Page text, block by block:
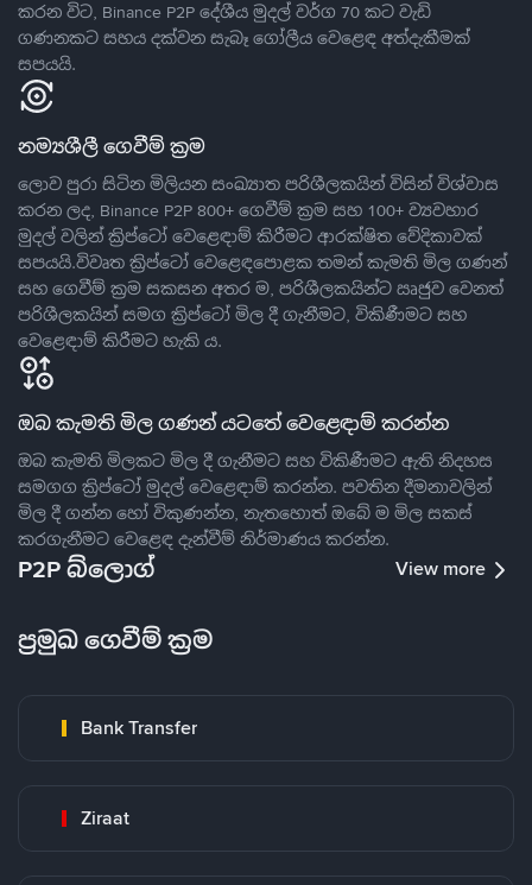
කරන විට, Binance P2P දේශීය මුදල් වර්ග 70 කට වැඩි
ගණනකට සහය දක්වන සැබෑ ගෝලීය වෙළෙඳ අත්දැකීමක්
සපයයි.
නම්‍යශීලී ගෙවීම් ක්‍රම
ලොව පුරා සිටින මිලියන සංඛ්‍යාත පරිශීලකයින් විසින් විශ්වාස
කරන ලද, Binance P2P 800+ ගෙවීම් ක්‍රම සහ 100+ ව්‍යවහාර
මුදල් වලින් ක්‍රිප්ටෝ වෙළෙඳාම් කිරීමට ආරක්ෂිත වේදිකාවක්
සපයයි.විවෘත ක්‍රිප්ටෝ වෙළෙඳපොළක තමන් කැමති මිල ගණන්
සහ ගෙවීම් ක්‍රම සකසන අතර ම, පරිශීලකයින්ට ඍජුව වෙනත්
පරිශීලකයින් සමග ක්‍රිප්ටෝ මිල දී ගැනීමට, විකිණීමට සහ
වෙළෙඳාම් කිරීමට හැකි ය.
ඔබ කැමති මිල ගණන් යටතේ වෙළෙඳාම් කරන්න
ඔබ කැමති මිලකට මිල දී ගැනීමට සහ විකිණීමට ඇති නිදහස
සමගග ක්‍රිප්ටෝ මුදල් වෙළෙඳාම් කරන්න. පවතින දීමනාවලින්
මිල දී ගන්න හෝ විකුණන්න, නැතහොත් ඔබේ ම මිල සකස්
කරගැනීමට වෙළෙඳ දැන්වීම් නිර්මාණය කරන්න.
P2P බ්ලොග් View more
ප්‍රමුඛ ගෙවීම් ක්‍රම
Bank Transfer
Ziraat